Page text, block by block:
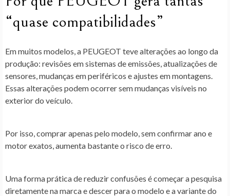
“quase compatibilidades”
Em muitos modelos, a PEUGEOT teve alterações ao longo da
produção: revisões em sistemas de emissões, atualizações de
sensores, mudanças em periféricos e ajustes em montagens.
Essas alterações podem ocorrer sem mudanças visíveis no
exterior do veículo.
Por isso, comprar apenas pelo modelo, sem confirmar ano e
motor exatos, aumenta bastante o risco de erro.
Uma forma prática de reduzir confusões é começar a pesquisa
diretamente na marca e descer para o modelo e a variante do